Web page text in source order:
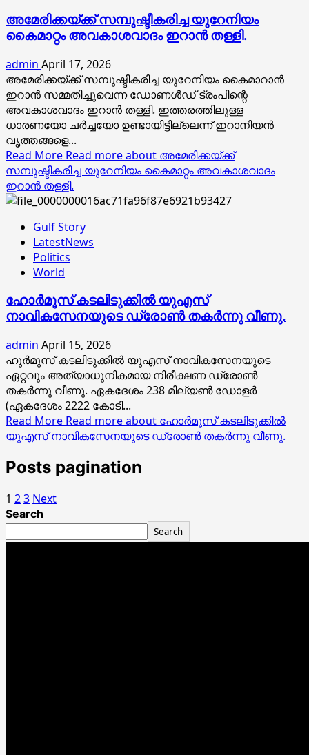
അമേരിക്കയ്ക്ക് സമ്പുഷ്ടീകരിച്ച യുറേനിയം
കൈമാറ്റം അവകാശവാദം ഇറാൻ തള്ളി.
admin April 17, 2026
അമേരിക്കയ്ക്ക് സമ്പുഷ്ടീകരിച്ച യുറേനിയം കൈമാറാൻ
ഇറാൻ സമ്മതിച്ചുവെന്ന ഡോണൾഡ് ട്രംപിന്റെ
അവകാശവാദം ഇറാൻ തള്ളി. ഇത്തരത്തിലുള്ള
ധാരണയോ ചർച്ചയോ ഉണ്ടായിട്ടില്ലെന്ന് ഇറാനിയൻ
വൃത്തങ്ങളെ...
Read More Read more about അമേരിക്കയ്ക്ക്
സമ്പുഷ്ടീകരിച്ച യുറേനിയം കൈമാറ്റം അവകാശവാദം
ഇറാൻ തള്ളി.
Gulf Story
LatestNews
Politics
World
ഹോർമൂസ് കടലിടുക്കിൽ യുഎസ്
നാവികസേനയുടെ ഡ്രോൺ തകർന്നു വീണു.
admin April 15, 2026
ഹുര്‍മുസ് കടലിടുക്കില്‍ യുഎസ് നാവികസേനയുടെ
ഏറ്റവും അത്യാധുനികമായ നിരീക്ഷണ ഡ്രോണ്‍
തകര്‍ന്നു വീണു. ഏകദേശം 238 മില്യണ്‍ ഡോളര്‍
(ഏകദേശം 2222 കോടി...
Read More Read more about ഹോർമൂസ് കടലിടുക്കിൽ
യുഎസ് നാവികസേനയുടെ ഡ്രോൺ തകർന്നു വീണു.
Posts pagination
1 23 Next
Search
Search